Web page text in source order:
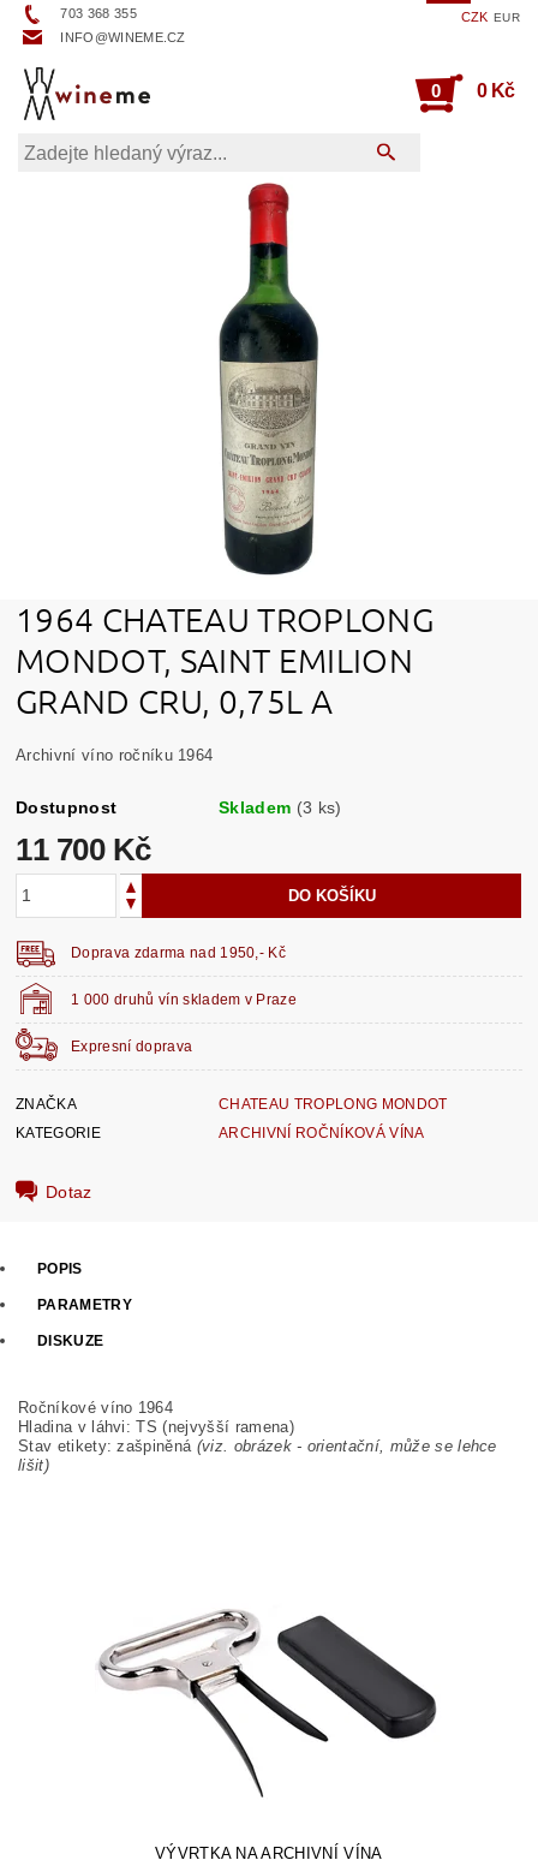
703 368 355
INFO@WINEME.CZ
CZK EUR
0 0 Kč
1964 CHATEAU TROPLONG
MONDOT, SAINT EMILION
GRAND CRU, 0,75L A
Archivní víno ročníku 1964
Dostupnost Skladem (3 ks)
11 700 Kč
1 000 druhů vín skladem v Praze
Expresní doprava
Doprava zdarma nad 1950,- Kč
ZNAČKA
CHATEAU TROPLONG MONDOT
KATEGORIE
ARCHIVNÍ ROČNÍKOVÁ VÍNA
Dotaz
POPIS
PARAMETRY
DISKUZE
Ročníkové víno 1964
Hladina v láhvi: TS (nejvyšší ramena)
Stav etikety: zašpiněná (viz. obrázek - orientační, může se lehce
lišit)
VÝVRTKA NA ARCHIVNÍ VÍNA